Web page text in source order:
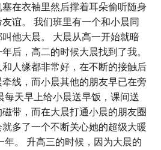
在衣袖里然后撑着耳朵偷听随身
谊。 我们班里有一个和小晨同
他大晨。 大晨从高一开始就暗
后，高二的时候大晨找到了我。
人缘都非常好，在不断的接触后
线，而小晨其他的朋友早已在旁
每天早上给小晨送早饭，课间送
带，而在大晨打通小晨的朋友圈
多了一个不断关心她的超级大暖
年。 升高三的时候，因为大晨的